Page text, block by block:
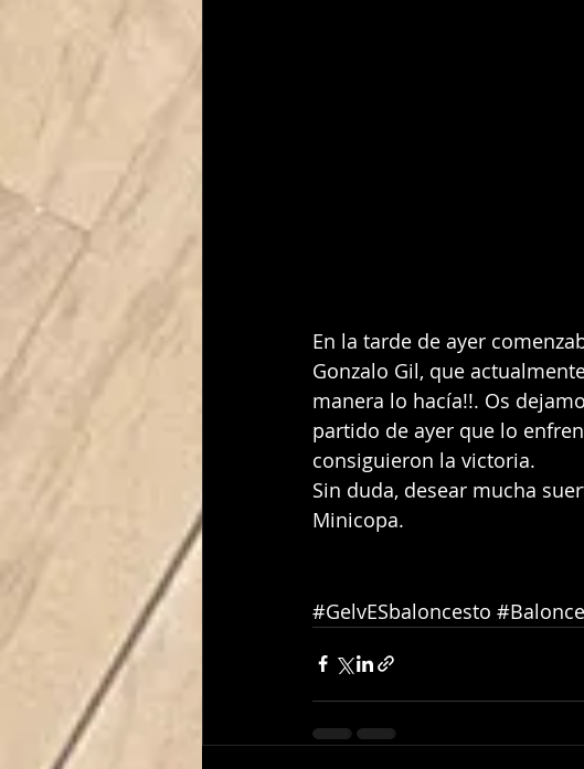
En la tarde de ayer
Gonzalo Gil, que
manera lo hacía!!. Os
partido de ayer que lo
consiguieron la victoria.
Sin duda, desear mucha
Minicopa.
#GelvESbaloncesto